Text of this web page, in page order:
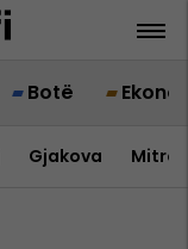
Botë
Gjakova